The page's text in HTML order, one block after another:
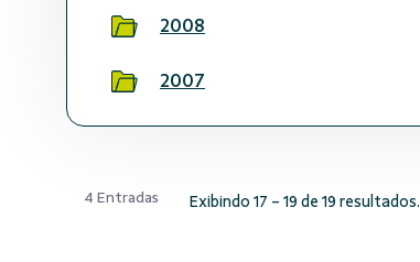
2008
2007
4 Entradas Exibindo 17 - 19 de 19 resultados.